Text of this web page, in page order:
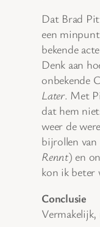
Dat Brad
een
bekende
Denk aan
onbekende
Later. Met
dat hem
weer de
bijrollen
Rennt) en
kon ik beter
Conclusie